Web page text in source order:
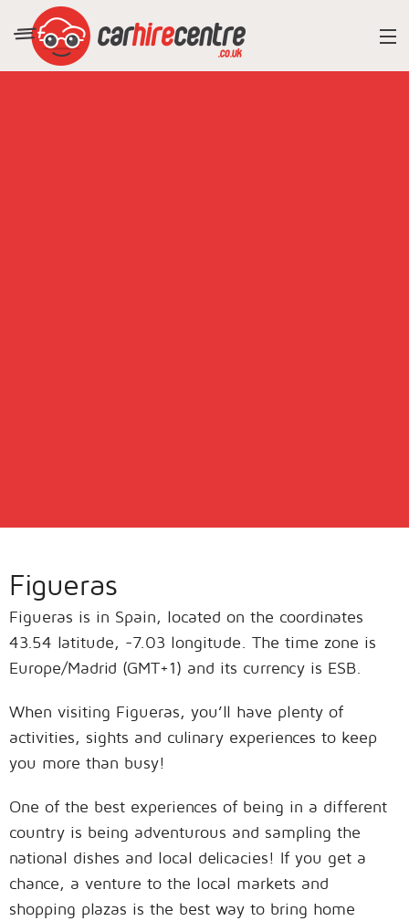
Figueras
Figueras is in Spain, located on the coordinates
43.54 latitude, -7.03 longitude. The time zone is
Europe/Madrid (GMT+1) and its currency is ESB.
When visiting Figueras, you’ll have plenty of
activities, sights and culinary experiences to keep
you more than busy!
One of the best experiences of being in a different
country is being adventurous and sampling the
national dishes and local delicacies! If you get a
chance, a venture to the local markets and
shopping plazas is the best way to bring home